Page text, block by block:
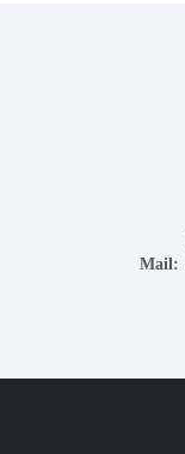
Mail: